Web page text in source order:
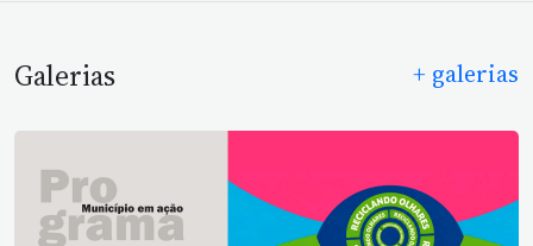
Galerias + galerias